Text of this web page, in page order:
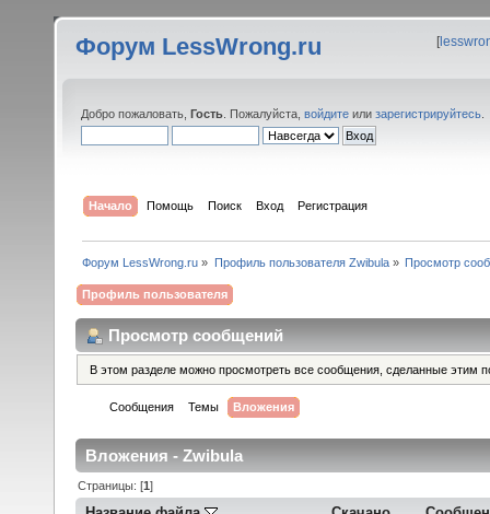
Форум LessWrong.ru [
Добро пожаловать, Гость . Пожалуйста, войдите или зарегистрируйтесь
Начало Помощь Поиск Вход Регистрация
Форум LessWrong.ru » Профиль пользователя Zwibula» Просмотр
Профиль пользователя
Просмотр сообщений
В этом разделе можно просмотреть все сообщения, сделанные этим
Сообщения Темы Вложения
Вложения - Zwibula
Страницы: [1]